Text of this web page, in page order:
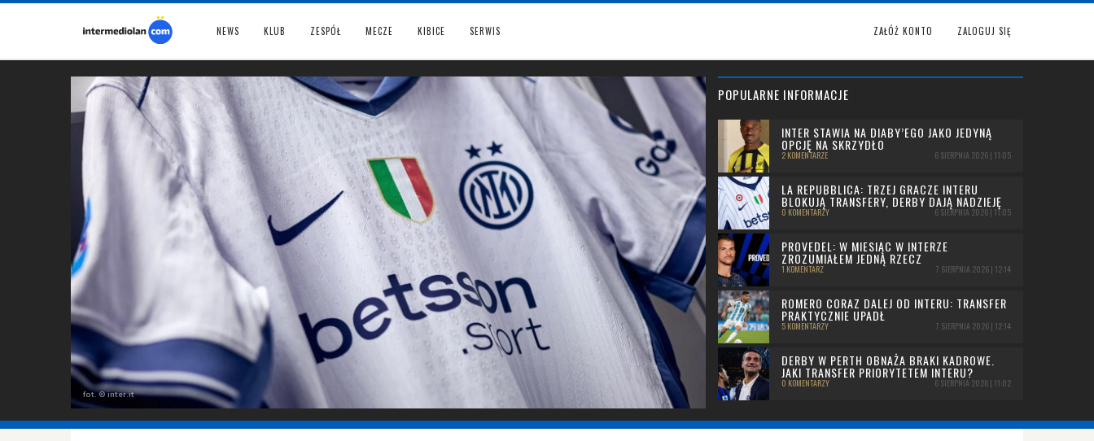
NEWS KLUB ZESPÓŁ MECZE KIBICE SERWIS ZAŁÓŻ KONTO ZALOGUJ SIĘ
fot. © inter.it
POPULARNE INFORMACJE
INTER STAWIA NA DIABY’EGO JAKO JEDYNĄ
OPCJĘ NA SKRZYDŁO
2 KOMENTARZE 6 SIERPNIA 2026 | 11:05
LA REPUBBLICA: TRZEJ GRACZE INTERU
BLOKUJĄ TRANSFERY, DERBY DAJĄ NADZIEJĘ
0 KOMENTARZY 6 SIERPNIA 2026 | 11:05
PROVEDEL: W MIESIĄC W INTERZE
ZROZUMIAŁEM JEDNĄ RZECZ
1 KOMENTARZ 7 SIERPNIA 2026 | 12:14
ROMERO CORAZ DALEJ OD INTERU: TRANSFER
PRAKTYCZNIE UPADŁ
5 KOMENTARZY 7 SIERPNIA 2026 | 12:14
DERBY W PERTH OBNAŻA BRAKI KADROWE.
JAKI TRANSFER PRIORYTETEM INTERU?
0 KOMENTARZY 6 SIERPNIA 2026 | 11:02